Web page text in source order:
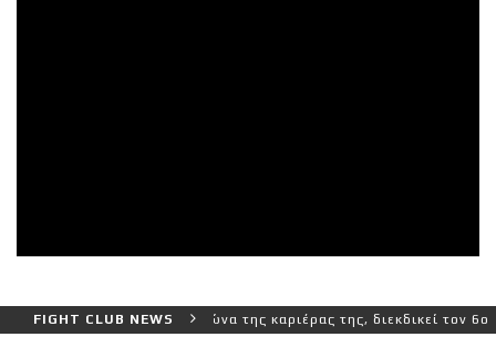
FIGHT CLUB NEWS
και πιο δύσκολο αγώνα της καριέρας της, διεκδικεί τον 6ο